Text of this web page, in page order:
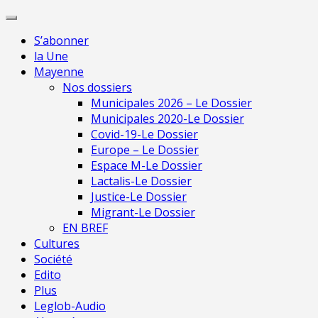
Skip
contentS’abonner
la Une
Mayenne
Nos dossiers
Municipales 2026 – Le Dossier
Municipales 2020-Le Dossier
Covid-19-Le Dossier
Europe – Le Dossier
Espace M-Le Dossier
Lactalis-Le Dossier
Justice-Le Dossier
Migrant-Le Dossier
EN BREF
Cultures
Société
Edito
Plus
Leglob-Audio
indépendante en
Mayenne